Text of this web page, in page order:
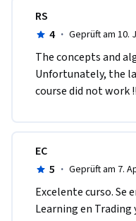
RS
4 · Geprüft am 10.
The concepts and
Unfortunately, the
course did not work
EC
5 · Geprüft am 7.
Excelente curso. Se
Learning en Trading